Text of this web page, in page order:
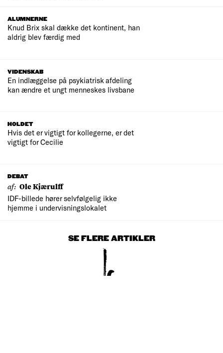
ALUMNERNE
Knud Brix skal dække det kontinent, han
aldrig blev færdig med
VIDENSKAB
En indlæggelse på psykiatrisk afdeling
kan ændre et ungt menneskes livsbane
HOLDET
Hvis det er vigtigt for kollegerne, er det
vigtigt for Cecilie
DEBAT
af: Ole Kjærulff
IDF-billede hører selvfølgelig ikke
hjemme i undervisningslokalet
SE FLERE ARTIKLER